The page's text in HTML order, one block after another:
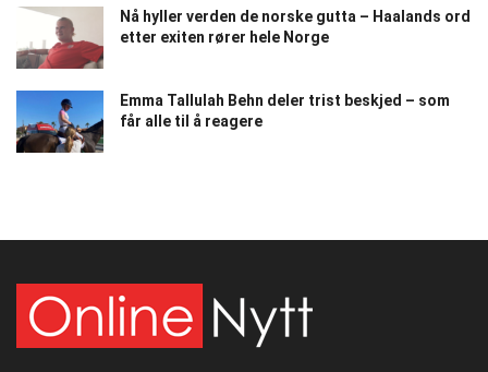
Nå hyller verden de norske gutta – Haalands ord
etter exiten rører hele Norge
Emma Tallulah Behn deler trist beskjed – som
får alle til å reagere